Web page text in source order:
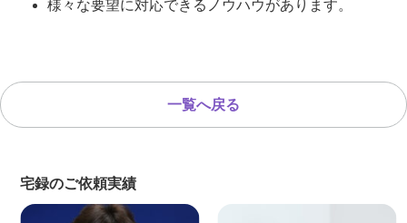
様々な要望に対応できるノウハウがあります。
一覧へ戻る
宅録のご依頼実績